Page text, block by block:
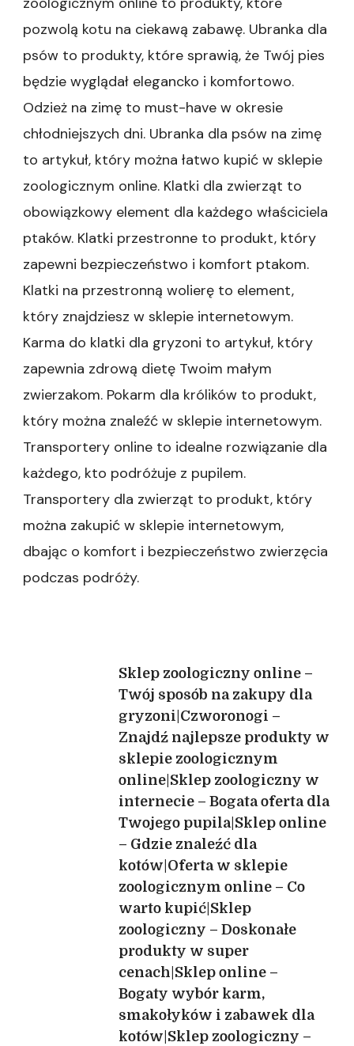
Najlepsze
produkty
dla
kotów|Sklep
zoologiczny
Pełna
dla
Twojego
w
sieci
Wygoda
zakupie
gryzoni|Sklep
zoologiczny
Sprawdzone
akcesoria
promocjach|Sklep
internetowy
Szeroka
dla
Twojego
zoologiczny
Twojego
pupila|Sklep
internetowy
–
Zakupy
dla
każdego
miłośnika
zwierząt|Sklep
w
sieci
Dla
Twojego
pupila
w
jednym
miejscu|Sklep
zoologiczny
–
Poradnik
w
zakupach
pozwolą kotu na ciekawą zabawę. Ubranka dla
psów to produkty, które sprawią, że Twój pies
będzie wyglądał elegancko i komfortowo.
Odzież na zimę to must-have w okresie
chłodniejszych dni. Ubranka dla psów na zimę
to artykuł, który można łatwo kupić w sklepie
zoologicznym online. Klatki dla zwierząt to
obowiązkowy element dla każdego właściciela
ptaków. Klatki przestronne to produkt, który
zapewni bezpieczeństwo i komfort ptakom.
Klatki na przestronną wolierę to element,
który znajdziesz w sklepie internetowym.
Karma do klatki dla gryzoni to artykuł, który
zapewnia zdrową dietę Twoim małym
zwierzakom. Pokarm dla królików to produkt,
który można znaleźć w sklepie internetowym.
Transportery online to idealne rozwiązanie dla
każdego, kto podróżuje z pupilem.
Transportery dla zwierząt to produkt, który
można zakupić w sklepie internetowym,
dbając o komfort i bezpieczeństwo zwierzęcia
podczas podróży.
Nawigacja
wpisu
Sklep zoologiczny online –
Twój sposób na zakupy dla
gryzoni|Czworonogi –
Znajdź najlepsze produkty w
sklepie zoologicznym
online|Sklep zoologiczny w
internecie – Bogata oferta dla
Twojego pupila|Sklep online
– Gdzie znaleźć dla
kotów|Oferta w sklepie
zoologicznym online – Co
warto kupić|Sklep
zoologiczny – Doskonałe
produkty w super
cenach|Sklep online –
Bogaty wybór karm,
smakołyków i zabawek dla
kotów|Sklep zoologiczny –